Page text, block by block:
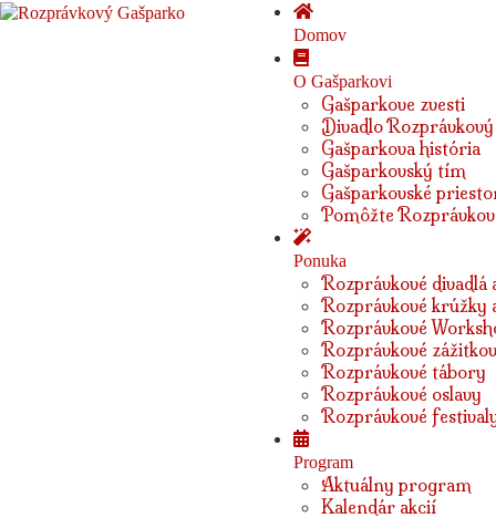
Domov
O Gašparkovi
Gašparkove zvesti
Divadlo
Gašparkova história
Gašparkovský tím
Gašparkovské
Pomôžte
Ponuka
Rozprávkové divadlá
Rozprávkové krúžky
Rozprávkové
Rozprávkové
Rozprávkové tábory
Rozprávkové oslavy
Rozprávkové
Program
Aktuálny program
Kalendár akcií